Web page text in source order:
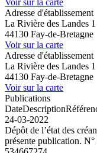
Adresse d'établissement
La Rivière des Landes 1
44130 Fay-de-Bretagne
Voir sur la carte
Adresse d'établissement
La Rivière des Landes 1
44130 Fay-de-Bretagne
Voir sur la carte
Publications
DateDescription
24-03-2022
Dépôt de l’état des
présente publication.